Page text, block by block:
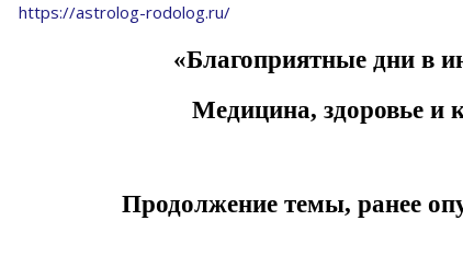
https://astrolog-rodolog.ru/
«Благоприятные дни в
Медицина, здоровье и
Продолжение темы, ранее